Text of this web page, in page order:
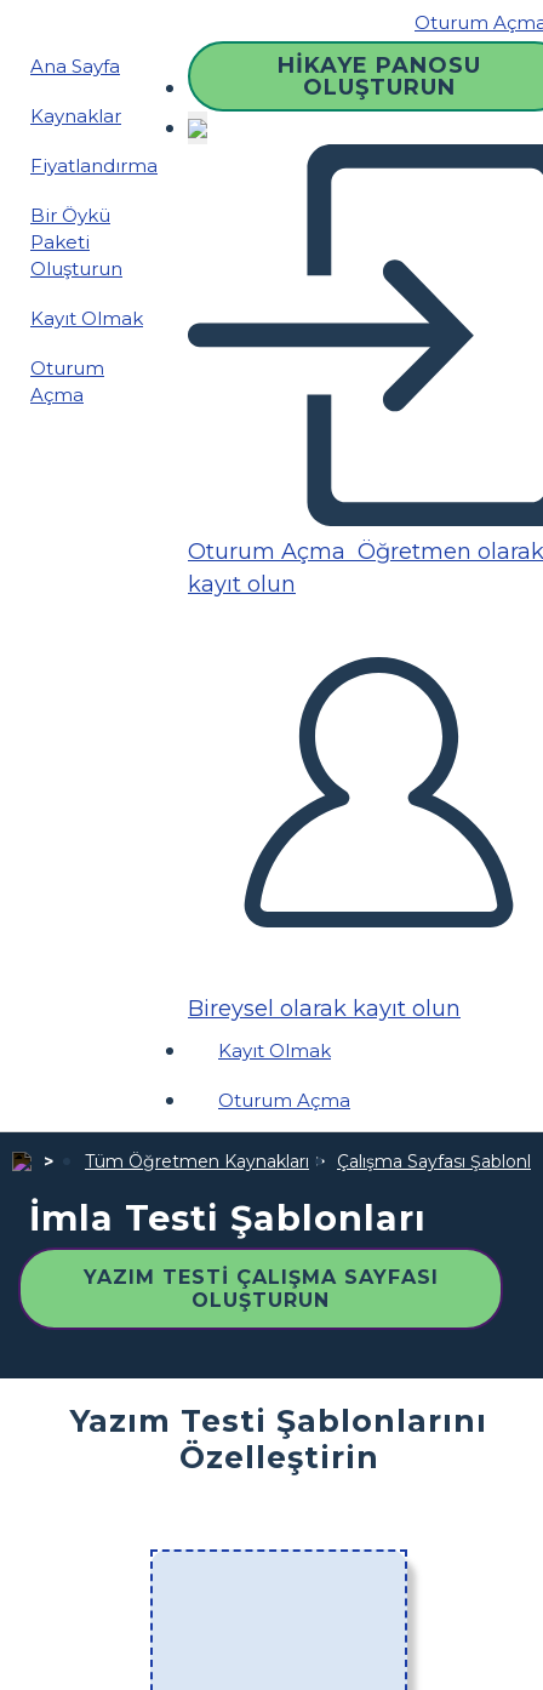
Oturum
Ana Sayfa
Kaynaklar
Fiyatlandırma
Bir Öykü
Paketi
Oluşturun
Kayıt Olmak
Oturum
Açma
HIKAYE PANOSU
OLUŞTURUN
Oturum Açma Öğretmen olarak
kayıt olun
Bireysel olarak kayıt olun
Kayıt Olmak
Oturum Açma
Tüm Öğretmen Kaynakları Çalışma Sayfası
İmla Testi Şablonları
YAZIM TESTI ÇALIŞMA SAYFASI
OLUŞTURUN
Yazım Testi Şablonlarını
Özelleştirin